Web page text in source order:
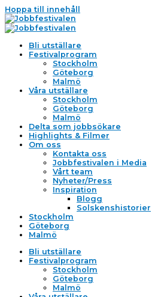
Hoppa till innehåll
Bli utställare
Festivalprogram
Stockholm
Göteborg
Malmö
Våra utställare
Stockholm
Göteborg
Malmö
Delta som jobbsökare
Highlights & Filmer
Om oss
Kontakta oss
Jobbfestivalen i Media
Vårt team
Nyheter/Press
Inspiration
Blogg
Solskenshistorier
Stockholm
Göteborg
Malmö
Bli utställare
Festivalprogram
Stockholm
Göteborg
Malmö